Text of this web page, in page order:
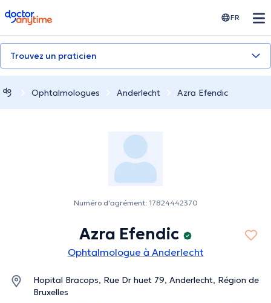
doctoranytime FR
Trouvez un praticien
Ophtalmologues Anderlecht Azra Efendic
Numéro d'agrément: 17824442370
Azra Efendic
Ophtalmologue à Anderlecht
Hopital Bracops, Rue Dr huet 79, Anderlecht, Région de
Bruxelles